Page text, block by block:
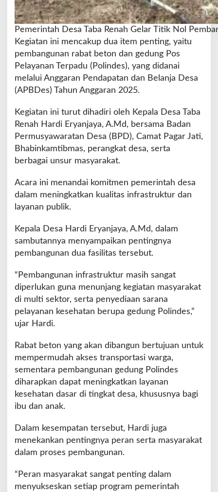
a
n
G
e
u
n
g
P
i
n
d
T
2
0
Pemerintah Desa Taba Renah Gelar Titik Nol
Kegiatan ini mencakup dua item penting, yaitu
pembangunan rabat beton dan gedung Pos
Pelayanan Terpadu (Polindes), yang didanai
melalui Anggaran Pendapatan dan Belanja Desa
(APBDes) Tahun Anggaran 2025.
Kegiatan ini turut dihadiri oleh Kepala Desa Taba
Renah Hardi Eryanjaya, A.Md, bersama Badan
Permusyawaratan Desa (BPD), Camat Pagar Jati,
Bhabinkamtibmas, perangkat desa, serta
berbagai unsur masyarakat.
Acara ini menandai komitmen pemerintah desa
dalam meningkatkan kualitas infrastruktur dan
layanan publik.
Kepala Desa Hardi Eryanjaya, A.Md, dalam
sambutannya menyampaikan pentingnya
pembangunan dua fasilitas tersebut.
“Pembangunan infrastruktur masih sangat
diperlukan guna menunjang kegiatan masyarakat
di multi sektor, serta penyediaan sarana
pelayanan kesehatan berupa gedung Polindes,”
ujar Hardi.
Rabat beton yang akan dibangun bertujuan untuk
mempermudah akses transportasi warga,
sementara pembangunan gedung Polindes
diharapkan dapat meningkatkan layanan
kesehatan dasar di tingkat desa, khususnya bagi
ibu dan anak.
Dalam kesempatan tersebut, Hardi juga
menekankan pentingnya peran serta masyarakat
dalam proses pembangunan.
“Peran masyarakat sangat penting dalam
menyukseskan setiap program pemerintah